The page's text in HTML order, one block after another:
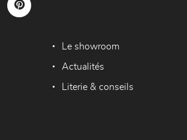
Le showroom
Actualités
Literie & conseils